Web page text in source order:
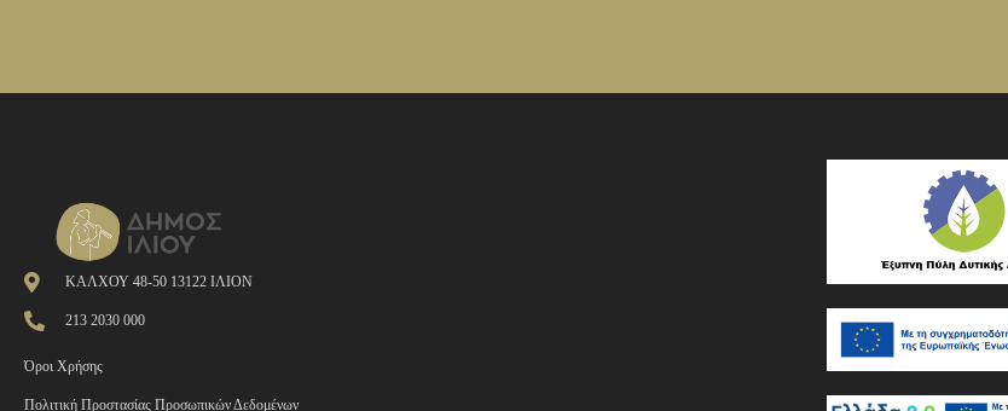
ΚΑΛΧΟΥ 48-50 13122 ΙΛΙΟΝ
213 2030 000
Όροι Χρήσης
Πολιτική Προστασίας Προσωπικών Δεδομένων